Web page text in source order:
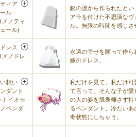
ィア
ル
メノティ
ール)
銀の涙から作られたとい
アラを付けた不思議なヴ
ル。無限の時間を感じさ
レス
メノドレ
永遠の幸せを願って作ら
嫁のドレス。
想い
ダント
ナイオモ
ペンダ
私だけを見て、私だけ可
て言って、そんな子が愛
の人の姿を肌身離さず持
るペンダント。冷たいあ
毒状態にしちゃう。